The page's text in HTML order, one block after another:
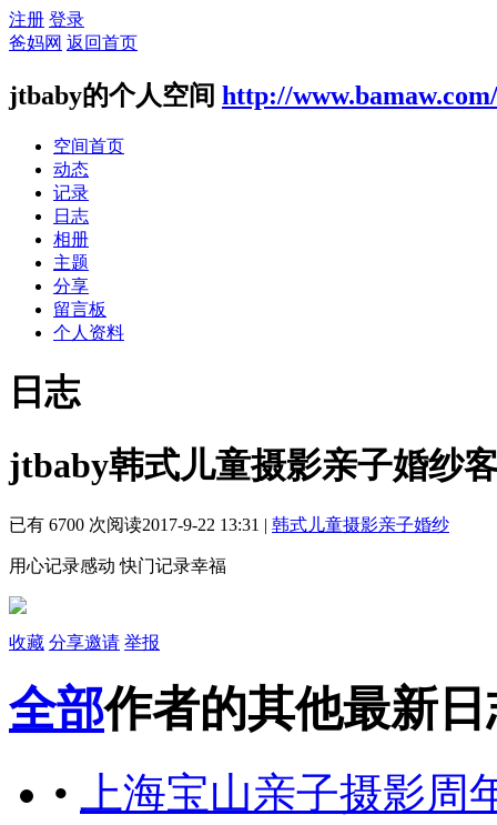
注册 登录
爸妈网 返回首页
jtbaby的个人空间 http://
空间首页
动态
记录
日志
相册
主题
分享
留言板
个人资料
日志
jtbaby韩式儿童摄影亲子婚纱
已有 6700 次阅读2017-9-22 13:31 | 韩式儿童摄影亲子婚纱
用心记录感动 快门记录幸福
收藏 分享邀请 举报
全部作者的其他最新日
•
上海宝山亲子摄影周